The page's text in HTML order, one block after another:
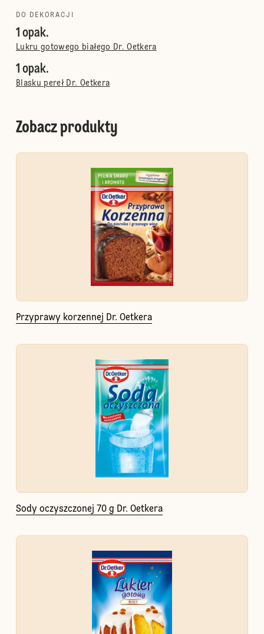
DO DEKORACJI
1 opak.
Lukru gotowego białego Dr. Oetkera
1 opak.
Blasku pereł Dr. Oetkera
Zobacz produkty
Przyprawy korzennej Dr. Oetkera
Sody oczyszczonej 70 g Dr. Oetkera